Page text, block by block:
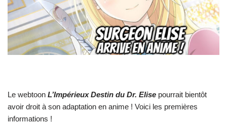
Le webtoon L’Impérieux Destin du Dr. Elise pourrait bientôt
avoir droit à son adaptation en anime ! Voici les premières
informations !